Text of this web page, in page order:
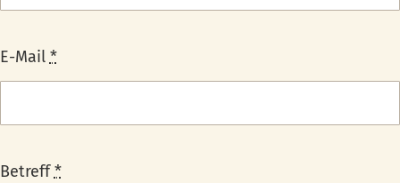
E-Mail *
Betreff*